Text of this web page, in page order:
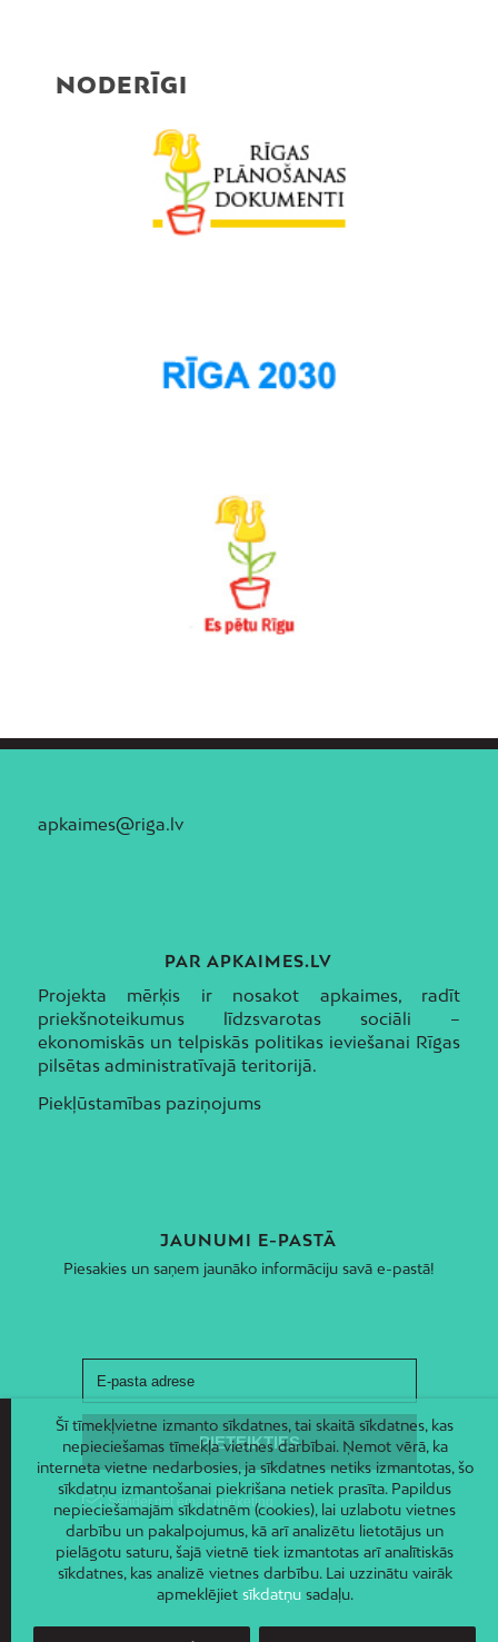
NODERĪGI
apkaimes@riga.lv
PAR APKAIMES.LV
Projekta mērķis ir nosakot apkaimes, radīt
priekšnoteikumus līdzsvarotas sociāli –
ekonomiskās un telpiskās politikas ieviešanai Rīgas
pilsētas administratīvajā teritorijā.
Piekļūstamības paziņojums
JAUNUMI E-PASTĀ
Piesakies un saņem jaunāko informāciju savā e-pastā!
Šī tīmekļvietne izmanto sīkdatnes, tai skaitā sīkdatnes, kas
nepieciešamas tīmekļa vietnes darbībai. Ņemot vērā, ka
interneta vietne nedarbosies, ja sīkdatnes netiks izmantotas, šo
sīkdatņu izmantošanai piekrišana netiek prasīta. Papildus
nepieciešamajām sīkdatnēm (cookies), lai uzlabotu vietnes
darbību un pakalpojumus, kā arī analizētu lietotājus un
pielāgotu saturu, šajā vietnē tiek izmantotas arī analītiskās
sīkdatnes, kas analizē vietnes darbību. Lai uzzinātu vairāk
apmeklējiet sīkdatņusadaļu.